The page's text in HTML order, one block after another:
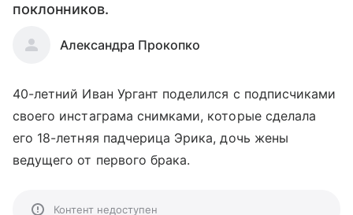
поклонников.
Александра Прокопко
40-летний Иван Ургант поделился с подписчиками
своего инстаграма снимками, которые сделала
его 18-летняя падчерица Эрика, дочь жены
ведущего от первого брака.
Контент недоступен